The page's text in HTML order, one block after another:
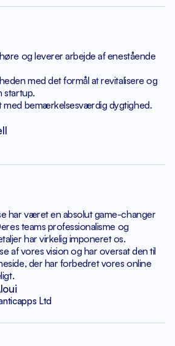
og leverer arbejde af enestående
med det formål at revitalisere og
startup.
med bemærkelsesværdig dygtighed.
har været en absolut game-changer
teams professionalisme og
har virkelig imponeret os.
af vores vision og har oversat den til
der har forbedretvores online
Ltd